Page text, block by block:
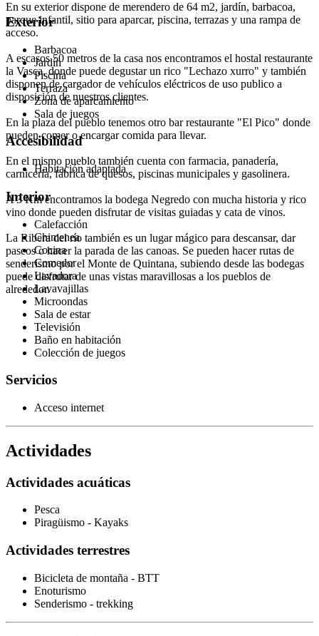
En su exterior dispone de merendero de 64 m2, jardín, barbacoa,
parque infantil, sitio para aparcar, piscina, terrazas y una rampa de
acceso.
A escasos 50 metros de la casa nos encontramos el hostal restaurante
la Vasca, donde puede degustar un rico "Lechazo xurro" y también
disponen de cargador de vehículos eléctricos de uso publico a
disposición de nuestros clientes.
En la plaza del pueblo tenemos otro bar restaurante "El Pico" donde
pueden comer o encargar comida para llevar.
En el mismo pueblo también cuenta con farmacia, panadería,
carnicería, fabrica de quesos, piscinas municipales y gasolinera.
A 3 Km encontramos la bodega Negredo con mucha historia y rico
vino donde pueden disfrutar de visitas guiadas y cata de vinos.
La Ribera del río también es un lugar mágico para descansar, dar
paseos o hacer la parada de las canoas. Se pueden hacer rutas de
senderismo por el Monte de Quintana, subiendo desde las bodegas
puede disfrutar de unas vistas maravillosas a los pueblos de
alrededor.
Exterior
Barbacoa
Jardín
Piscina
Terraza
Zona de aparcamiento
Sala de juegos
Accesibilidad
Habitación adaptada
Interior
Calefacción
Chimenea
Cocina
Comedor
Lavadora
Lavavajillas
Microondas
Sala de estar
Televisión
Baño en habitación
Colección de juegos
Servicios
Acceso internet
Actividades
Actividades acuáticas
Pesca
Piragüismo - Kayaks
Actividades terrestres
Bicicleta de montaña - BTT
Enoturismo
Senderismo - trekking